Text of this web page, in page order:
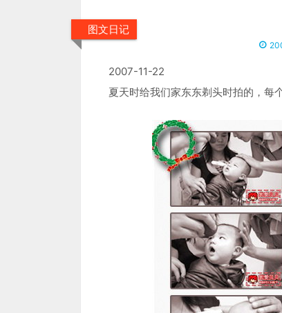
图文日记
2007-11-22
夏天时给我们家东东剃头时拍的，